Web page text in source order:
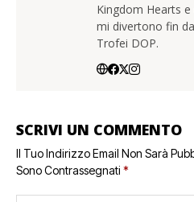
Kingdom Hearts
mi divertono fin
Trofei DOP.
SCRIVI UN COMMENTO
Il Tuo Indirizzo Email Non Sarà
Sono Contrassegnati *